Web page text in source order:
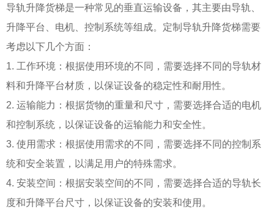
导轨升降货梯是一种常见的垂直运输设备，其主要由导轨、
升降平台、电机、控制系统等组成。定制导轨升降货梯需要
考虑以下几个方面：
1. 工作环境：根据使用环境的不同，需要选择不同的导轨材
料和升降平台材质，以保证设备的稳定性和耐用性。
2. 运输能力：根据货物的重量和尺寸，需要选择合适的电机
和控制系统，以保证设备的运输能力和安全性。
3. 使用需求：根据使用需求的不同，需要选择不同的控制系
统和安全装置，以满足用户的特殊需求。
4. 安装空间：根据安装空间的不同，需要选择合适的导轨长
度和升降平台尺寸，以保证设备的安装和使用。